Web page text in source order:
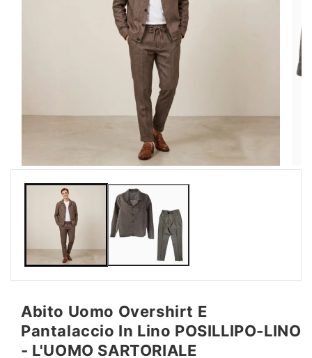
Apri
contenuti
multimediali
Apri
Abito Uomo Overshirt E
Pantalaccio In Lino POSILLIPO-LINO
- L'UOMO SARTORIALE